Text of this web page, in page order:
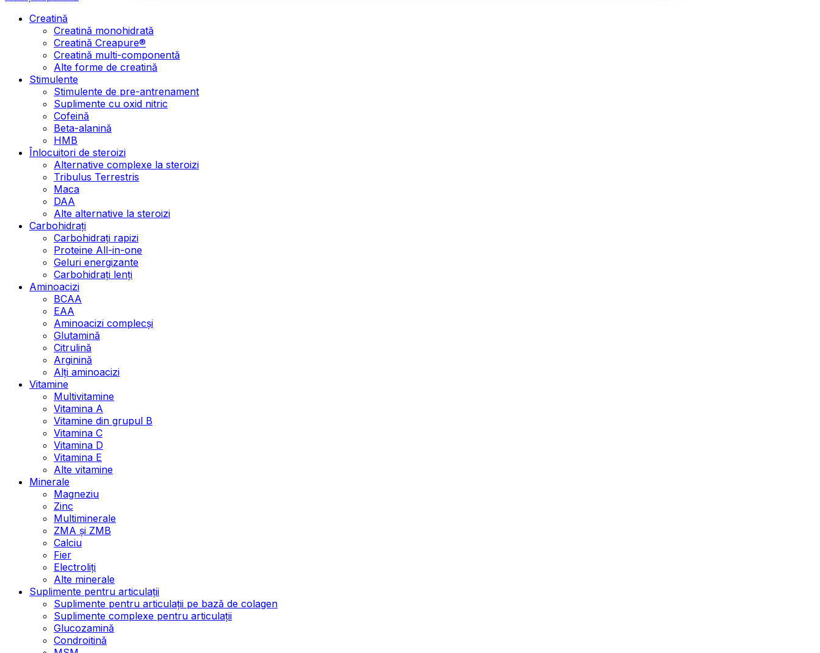
Creatină
Creatină monohidrată
Creatină Creapure®
Creatină multi-componentă
Alte forme de creatină
Stimulente
Stimulente de pre-antrenament
Suplimente cu oxid nitric
Cofeină
Beta-alanină
HMB
Înlocuitori de steroizi
Alternative complexe la steroizi
Tribulus Terrestris
Maca
DAA
Alte alternative la steroizi
Carbohidrați
Carbohidrați rapizi
Proteine All-in-one
Geluri energizante
Carbohidrați lenți
Aminoacizi
BCAA
EAA
Aminoacizi complecși
Glutamină
Citrulină
Arginină
Alți aminoacizi
Vitamine
Multivitamine
Vitamina A
Vitamine din grupul B
Vitamina C
Vitamina D
Vitamina E
Alte vitamine
Minerale
Magneziu
Zinc
Multiminerale
ZMA și ZMB
Calciu
Fier
Electroliți
Alte minerale
Suplimente pentru articulații
Suplimente pentru articulații pe bază de colagen
Suplimente complexe pentru articulații
Glucozamină
Condroitină